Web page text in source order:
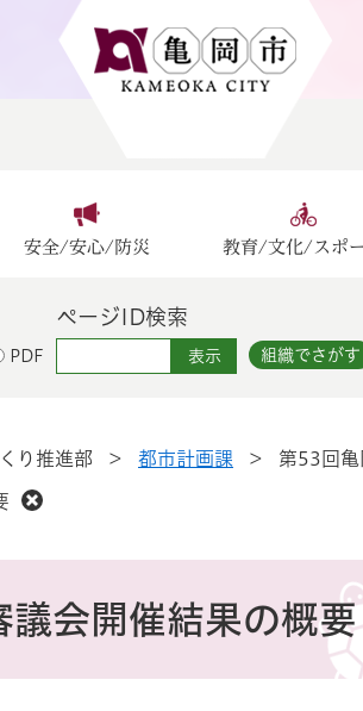
安全/安心/防災 教育/文化/スポ
PDF
ページID検索
組織でさがす
り推進部 > 都市計画課 > 第53回亀
会開催結果の概要